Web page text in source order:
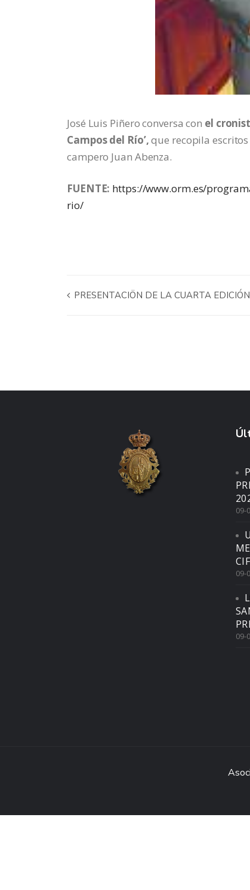
José Luis Piñero conversa con el
Campos del Río’,que recopila
campero Juan Abenza.
FUENTE: https://www.orm.es/
rio/
PRESENTACIÖN DE LA CUARTA
09-
09-
09-